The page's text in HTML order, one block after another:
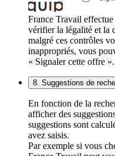
France Travail
vérifier la légalité et la
malgré ces contrôles
inappropriés, vous
« Signaler cette offre ».
8. Suggestions de
En fonction de la
afficher des
suggestions sont
avez saisis.
Par exemple si vous